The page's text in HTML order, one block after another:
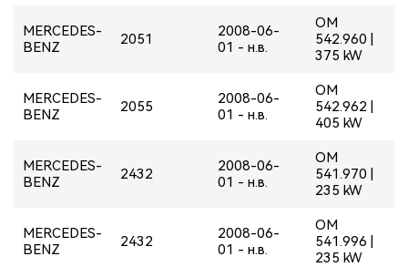
MERCEDES-
BENZ
2051
2008-06-
01 - н.в.
OM
542.960 |
375 kW
MERCEDES-
BENZ
2055
2008-06-
01 - н.в.
OM
542.962 |
405 kW
MERCEDES-
BENZ
2432
2008-06-
01 - н.в.
OM
541.970 |
235 kW
MERCEDES-
BENZ
2432
2008-06-
01 - н.в.
OM
541.996 |
235 kW